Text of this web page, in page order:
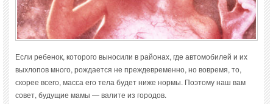
Если ребенок, которого выносили в районах, где автомобилей и их
выхлопов много, рождается не преждевременно, но вовремя, то,
скорее всего, масса его тела будет ниже нормы. Поэтому наш вам
совет, будущие мамы — валите из городов.